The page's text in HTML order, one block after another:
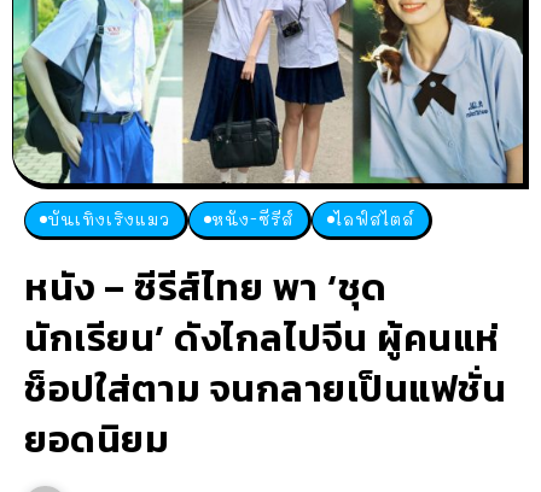
บันเทิงเริงแมว หนัง-ซีรีส์ ไลฟ์สไตล์
หนัง – ซีรีส์ไทย พา ‘ชุด
นักเรียน’ ดังไกลไปจีน ผู้คนแห่
ช็อปใส่ตาม จนกลายเป็นแฟชั่น
ยอดนิยม